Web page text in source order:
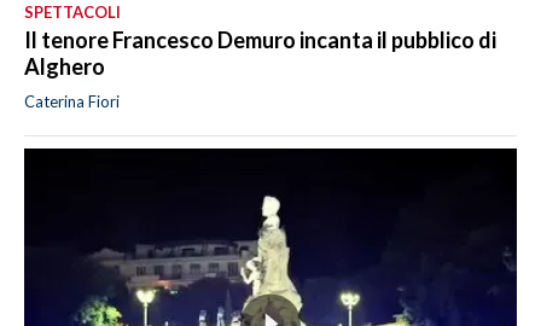
SPETTACOLI
Il tenore Francesco Demuro incanta il pubblico di
Alghero
Caterina Fiori